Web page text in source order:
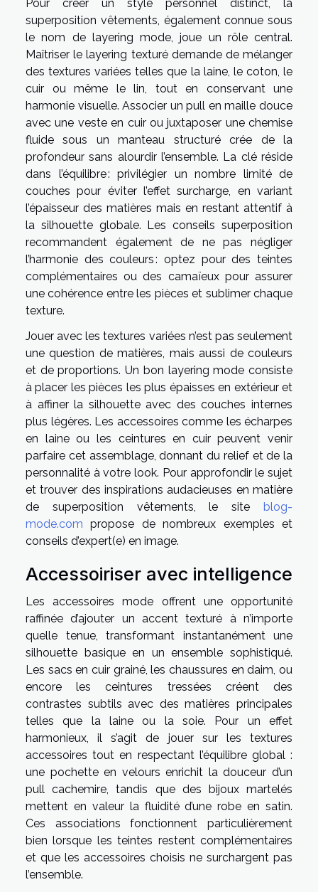
Pour créer un style personnel distinct, la
superposition vêtements, également connue sous
le nom de layering mode, joue un rôle central.
Maîtriser le layering texturé demande de mélanger
des textures variées telles que la laine, le coton, le
cuir ou même le lin, tout en conservant une
harmonie visuelle. Associer un pull en maille douce
avec une veste en cuir ou juxtaposer une chemise
fluide sous un manteau structuré crée de la
profondeur sans alourdir l’ensemble. La clé réside
dans l’équilibre : privilégier un nombre limité de
couches pour éviter l’effet surcharge, en variant
l’épaisseur des matières mais en restant attentif à
la silhouette globale. Les conseils superposition
recommandent également de ne pas négliger
l’harmonie des couleurs : optez pour des teintes
complémentaires ou des camaïeux pour assurer
une cohérence entre les pièces et sublimer chaque
texture.
Jouer avec les textures variées n’est pas seulement
une question de matières, mais aussi de couleurs
et de proportions. Un bon layering mode consiste
à placer les pièces les plus épaisses en extérieur et
à affiner la silhouette avec des couches internes
plus légères. Les accessoires comme les écharpes
en laine ou les ceintures en cuir peuvent venir
parfaire cet assemblage, donnant du relief et de la
personnalité à votre look. Pour approfondir le sujet
et trouver des inspirations audacieuses en matière
de superposition vêtements, le site blog-
mode.com propose de nombreux exemples et
conseils d’expert(e) en image.
Accessoiriser avec intelligence
Les accessoires mode offrent une opportunité
raffinée d’ajouter un accent texturé à n’importe
quelle tenue, transformant instantanément une
silhouette basique en un ensemble sophistiqué.
Les sacs en cuir grainé, les chaussures en daim, ou
encore les ceintures tressées créent des
contrastes subtils avec des matières principales
telles que la laine ou la soie. Pour un effet
harmonieux, il s’agit de jouer sur les textures
accessoires tout en respectant l’équilibre global :
une pochette en velours enrichit la douceur d’un
pull cachemire, tandis que des bijoux martelés
mettent en valeur la fluidité d’une robe en satin.
Ces associations fonctionnent particulièrement
bien lorsque les teintes restent complémentaires
et que les accessoires choisis ne surchargent pas
l’ensemble.